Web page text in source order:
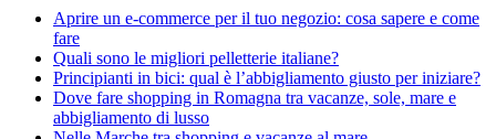
Aprire un e-commerce per il tuo negozio: cosa sapere e come
fare
Quali sono le migliori pelletterie italiane?
Principianti in bici: qual è l’abbigliamento giusto per iniziare?
Dove fare shopping in Romagna tra vacanze, sole, mare e
abbigliamento di lusso